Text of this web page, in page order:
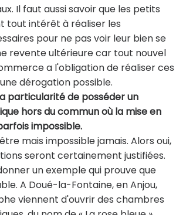
Il faut aussi savoir que les petits
tout intérêt à réaliser les
pour ne pas voir leur bien se
revente ultérieure car tout nouvel
a l'obligation de réaliser ces
dérogation possible.
particularité de posséder un
hors du commun où la mise en
impossible.
mais impossible jamais. Alors oui,
seront certainement justifiées.
un exemple qui prouve que
A Doué-la-Fontaine, en Anjou,
viennent d'ouvrir des chambres